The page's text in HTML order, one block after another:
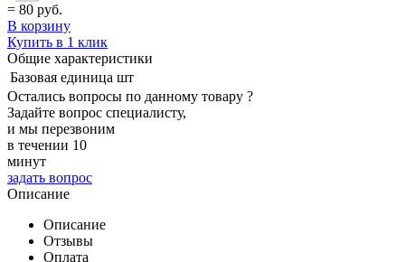
= 80 руб.
В корзину
Купить в 1 клик
Общие характеристики
Базовая единица шт
Остались вопросы по данному товару ?
Задайте вопрос специалисту,
и мы перезвоним
в течении 10
минут
задать вопрос
Описание
Описание
Отзывы
Оплата